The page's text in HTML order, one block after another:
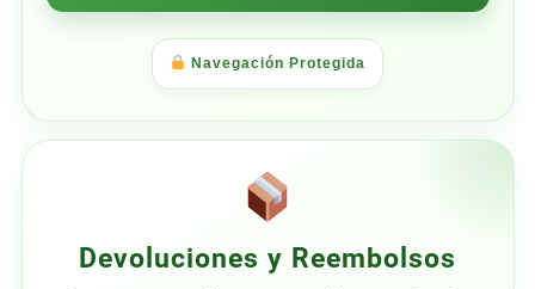
Navegación Protegida
Devoluciones y Reembolsos